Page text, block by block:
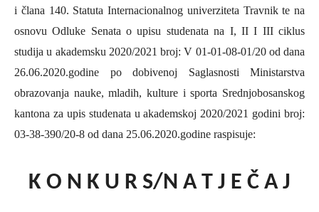
i člana 140. Statuta Internacionalnog univerziteta Travnik te na
osnovu Odluke Senata o upisu studenata na I, II I III ciklus
studija u akademsku 2020/2021 broj: V 01-01-08-01/20 od dana
26.06.2020.godine po dobivenoj Saglasnosti Ministarstva
obrazovanja nauke, mladih, kulture i sporta Srednjobosanskog
kantona za upis studenata u akademskoj 2020/2021 godini broj:
03-38-390/20-8 od dana 25.06.2020.godine raspisuje:
K O N K U R S/N A T J E Č A J